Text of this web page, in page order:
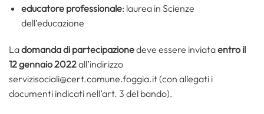
educatore professionale: laurea in Scienze
dell’educazione
Ladomanda di partecipazionedeve essere inviataentro il
12 gennaio 2022all’indirizzo
servizisociali@cert.comune.foggia.it (con allegati i
documenti indicati nell’art. 3 del bando).